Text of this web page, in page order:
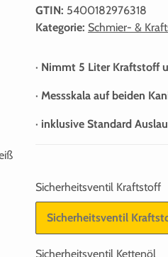
GTIN: 5400182976318
Kategorie: Schmier- &
· Nimmt 5 Liter Kraftstoff
· Messskala auf beiden
· inklusive Standard
Sicherheitsventil Kraftstoff
Sicherheitsventil
Sicherheitsventil Kettenöl